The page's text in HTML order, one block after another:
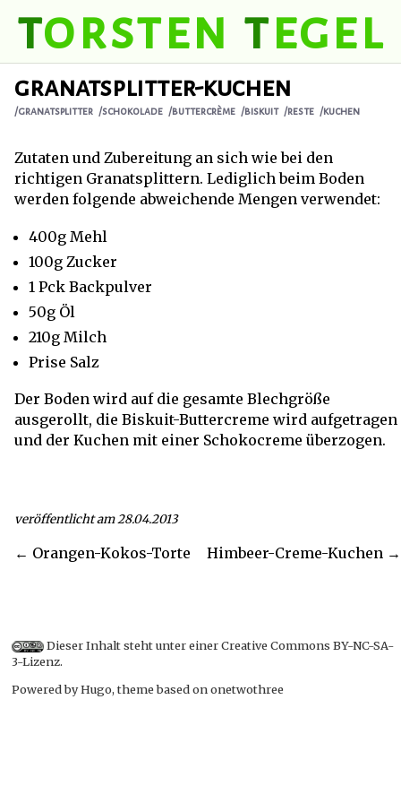
torsten tegel
granatsplitter-kuchen
/granatsplitter /schokolade /buttercrème /biskuit /reste /kuchen
Zutaten und Zubereitung an sich wie bei den
richtigen Granatsplittern. Lediglich beim Boden
werden folgende abweichende Mengen verwendet:
400g Mehl
100g Zucker
1 Pck Backpulver
50g Öl
210g Milch
Prise Salz
Der Boden wird auf die gesamte Blechgröße
ausgerollt, die Biskuit-Buttercreme wird aufgetragen
und der Kuchen mit einer Schokocreme überzogen.
veröffentlicht am 28.04.2013
← Orangen-Kokos-Torte Himbeer-Creme-Kuchen →
Dieser Inhalt steht unter einerCreative Commons BY-NC-SA-
3-Lizenz.
Powered byHugo, theme based ononetwothree